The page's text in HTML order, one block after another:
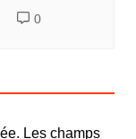
0
Les champs